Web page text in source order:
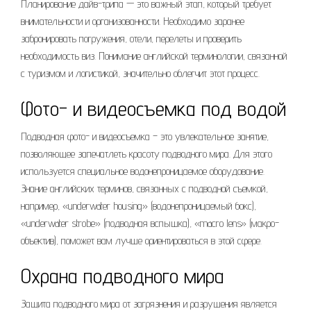
Планирование дайв-трипа — это важный этап, который требует
внимательности и организованности. Необходимо заранее
забронировать погружения, отели, перелеты и проверить
необходимость виз. Понимание английской терминологии, связанной
с туризмом и логистикой, значительно облегчит этот процесс.
Фото- и видеосъемка под водой
Подводная фото- и видеосъемка – это увлекательное занятие,
позволяющее запечатлеть красоту подводного мира. Для этого
используется специальное водонепроницаемое оборудование.
Знание английских терминов, связанных с подводной съемкой,
например, «underwater housing» (водонепроницаемый бокс),
«underwater strobe» (подводная вспышка), «macro lens» (макро-
объектив), поможет вам лучше ориентироваться в этой сфере.
Охрана подводного мира
Защита подводного мира от загрязнения и разрушения является